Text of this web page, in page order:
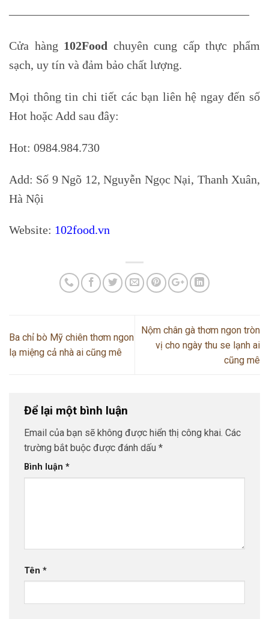
————————————————————
Cửa hàng 102Food chuyên cung cấp thực phẩm
sạch, uy tín và đảm bảo chất lượng.
Mọi thông tin chi tiết các bạn liên hệ ngay đến số
Hot hoặc Add sau đây:
Hot: 0984.984.730
Add: Số 9 Ngõ 12, Nguyễn Ngọc Nại, Thanh Xuân,
Hà Nội
Website: 102food.vn
Ba chỉ bò Mỹ chiên thơm ngon
lạ miệng cả nhà ai cũng mê
Nộm chân gà thơm ngon tròn
vị cho ngày thu se lạnh ai
cũng mê
Để lại một bình luận
Email của bạn sẽ không được hiển thị công khai. Các
trường bắt buộc được đánh dấu *
Bình luận *
Tên *